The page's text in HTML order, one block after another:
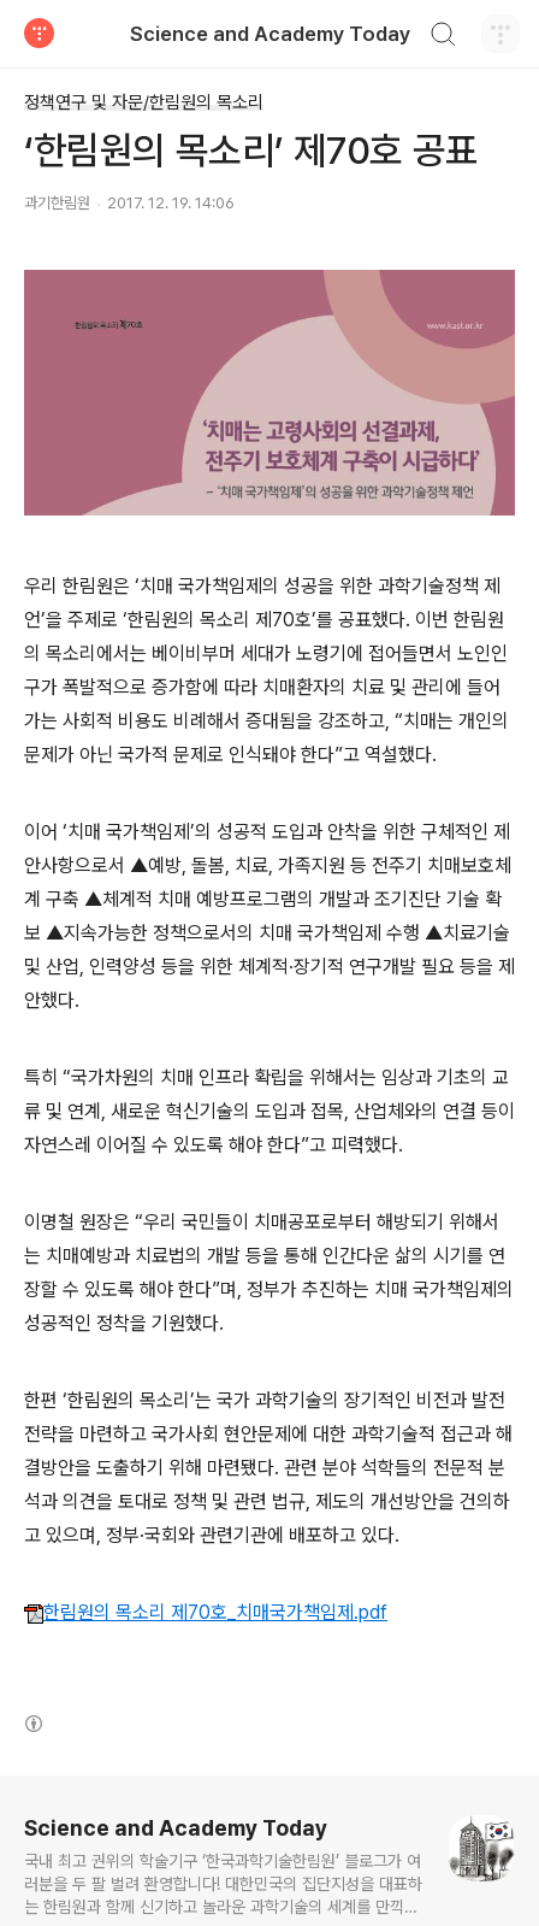
Science and Academy Today
정책연구 및 자문/한림원의 목소리
‘한림원의 목소리’ 제70호 공표
과기한림원 2017. 12. 19. 14:06
우리 한림원은 ‘치매 국가책임제의 성공을 위한 과학기술정책 제
언’을 주제로 ‘한림원의 목소리 제70호’를 공표했다. 이번 한림원
의 목소리에서는 베이비부머 세대가 노령기에 접어들면서 노인인
구가 폭발적으로 증가함에 따라 치매환자의 치료 및 관리에 들어
가는 사회적 비용도 비례해서 증대됨을 강조하고, “치매는 개인의
문제가 아닌 국가적 문제로 인식돼야 한다”고 역설했다.
이어 ‘치매 국가책임제’의 성공적 도입과 안착을 위한 구체적인 제
안사항으로서 ▲예방, 돌봄, 치료, 가족지원 등 전주기 치매보호체
계 구축 ▲체계적 치매 예방프로그램의 개발과 조기진단 기술 확
보 ▲지속가능한 정책으로서의 치매 국가책임제 수행 ▲치료기술
및 산업, 인력양성 등을 위한 체계적·장기적 연구개발 필요 등을 제
안했다.
특히 “국가차원의 치매 인프라 확립을 위해서는 임상과 기초의 교
류 및 연계, 새로운 혁신기술의 도입과 접목, 산업체와의 연결 등이
자연스레 이어질 수 있도록 해야 한다”고 피력했다.
이명철 원장은 “우리 국민들이 치매공포로부터 해방되기 위해서
는 치매예방과 치료법의 개발 등을 통해 인간다운 삶의 시기를 연
장할 수 있도록 해야 한다”며, 정부가 추진하는 치매 국가책임제의
성공적인 정착을 기원했다.
한편 ‘한림원의 목소리’는 국가 과학기술의 장기적인 비전과 발전
전략을 마련하고 국가사회 현안문제에 대한 과학기술적 접근과 해
결방안을 도출하기 위해 마련됐다. 관련 분야 석학들의 전문적 분
석과 의견을 토대로 정책 및 관련 법규, 제도의 개선방안을 건의하
고 있으며, 정부·국회와 관련기관에 배포하고 있다.
한림원의 목소리 제70호_치매국가책임제.pdf
Science and Academy Today
국내 최고 권위의 학술기구 ‘한국과학기술한림원’ 블로그가 여
러분을 두 팔 벌려 환영합니다! 대한민국의 집단지성을 대표하
는 한림원과 함께 신기하고 놀라운 과학기술의 세계를 만끽하